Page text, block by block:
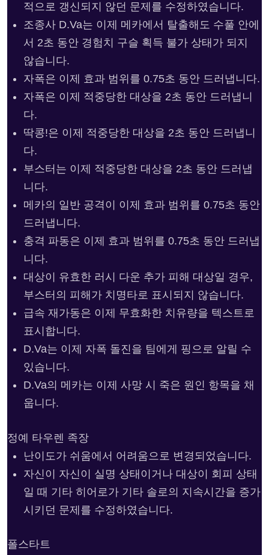
적으로 갱신되지 않던 문제를 수정하였습니다.
조종사 D.Va는 이제 메카에서 탈출해도 수풀 안에
서 2초 동안 경험치 구슬 획득 불가 상태가 되지
않습니다.
자폭은 이제 효과 범위를 0.75초 동안 드러냅니다.
자폭은 이제 적중당한 대상을 2초 동안 드러냅니
다.
딱콩!은 이제 적중당한 대상을 2초 동안 드러냅니
다.
부스터는 이제 적중당한 대상을 2초 동안 드러냅
니다.
메카의 일반 공격이 이제 효과 범위를 0.75초 동안
드러냅니다.
충격 파동은 이제 효과 범위를 0.75초 동안 드러냅
니다.
대상이 유효한 러시 다운 추가 피해 대상일 경우,
부스터의 피해가 치명타로 표시되지 않습니다.
급속 재가동은 이제 무효화한 치유량을 텍스트로
표시합니다.
D.Va는 이제 자폭 돌진을 팀에게 핑으로 알릴 수
있습니다.
D.Va의 메카는 이제 사망 시 죽은 원인 항목을 채
웁니다.
정예 타우렌 족장
난이도가 쉬움에서 어려움으로 변경되었습니다.
자신이 자신이 실명 상태이거나 대상이 회피 상태
일 때 기타 히어로가 기타 솔로의 지속시간을 증가
시키던 문제를 수정하였습니다.
폴스타트